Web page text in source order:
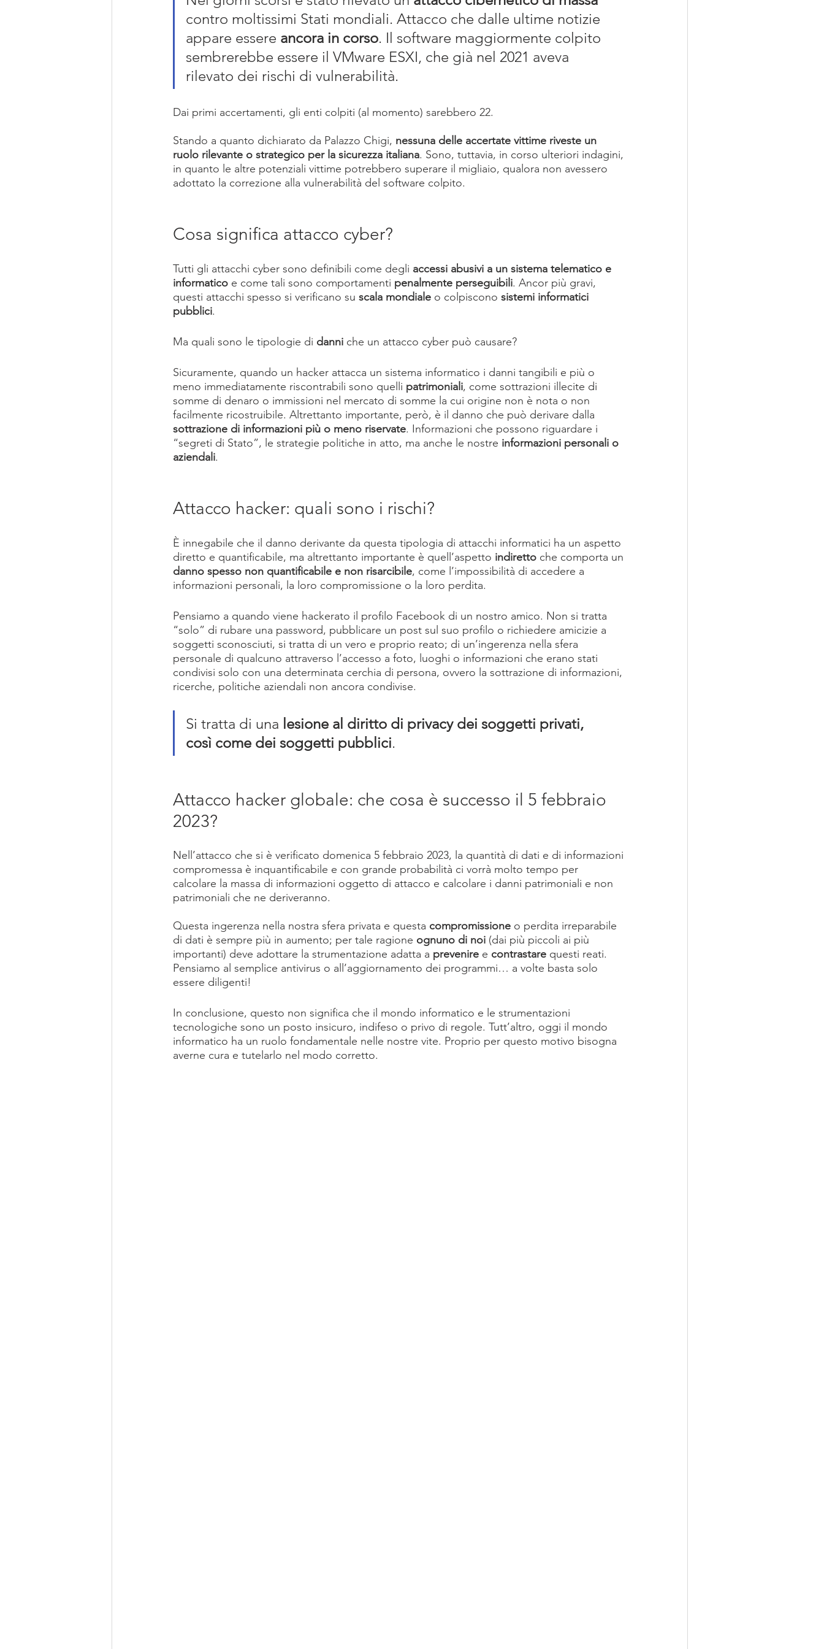
contro moltissimi Stati mondiali. Attacco che dalle ultime notizie
appare essere ancora in corso. Il software maggiormente colpito
sembrerebbe essere il VMware ESXI, che già nel 2021 aveva
rilevato dei rischi di vulnerabilità.
Dai primi accertamenti, gli enti colpiti (al momento) sarebbero 22.
Stando a quanto dichiarato da Palazzo Chigi, nessuna delle accertate vittime riveste un
ruolo rilevante o strategico per la sicurezza italiana. Sono, tuttavia, in corso ulteriori indagini,
in quanto le altre potenziali vittime potrebbero superare il migliaio, qualora non avessero
adottato la correzione alla vulnerabilità del software colpito.
Cosa significa attacco cyber?
Tutti gli attacchi cyber sono definibili come degli accessi abusivi a un sistema telematico e
informatico e come tali sono comportamenti penalmente perseguibili. Ancor più gravi,
questi attacchi spesso si verificano su scala mondiale o colpiscono sistemi informatici
pubblici.
Ma quali sono le tipologie di danni che un attacco cyber può causare?
Sicuramente, quando un hacker attacca un sistema informatico i danni tangibili e più o
meno immediatamente riscontrabili sono quelli patrimoniali, come sottrazioni illecite di
somme di denaro o immissioni nel mercato di somme la cui origine non è nota o non
facilmente ricostruibile. Altrettanto importante, però, è il danno che può derivare dalla
sottrazione di informazioni più o meno riservate. Informazioni che possono riguardare i
“segreti di Stato”, le strategie politiche in atto, ma anche le nostre informazioni personali o
aziendali.
Attacco hacker: quali sono i rischi?
È innegabile che il danno derivante da questa tipologia di attacchi informatici ha un aspetto
diretto e quantificabile, ma altrettanto importante è quell’aspetto indiretto che comporta un
danno spesso non quantificabile e non risarcibile, come l’impossibilità di accedere a
informazioni personali, la loro compromissione o la loro perdita.
Pensiamo a quando viene hackerato il profilo Facebook di un nostro amico. Non si tratta
“solo” di rubare una password, pubblicare un post sul suo profilo o richiedere amicizie a
soggetti sconosciuti, si tratta di un vero e proprio reato; di un’ingerenza nella sfera
personale di qualcuno attraverso l’accesso a foto, luoghi o informazioni che erano stati
condivisi solo con una determinata cerchia di persona, ovvero la sottrazione di informazioni,
ricerche, politiche aziendali non ancora condivise.
Si tratta di una lesione al diritto di privacy dei soggetti privati,
così come dei soggetti pubblici.
Attacco hacker globale: che cosa è successo il 5 febbraio
2023?
Nell’attacco che si è verificato domenica 5 febbraio 2023, la quantità di dati e di informazioni
compromessa è inquantificabile e con grande probabilità ci vorrà molto tempo per
calcolare la massa di informazioni oggetto di attacco e calcolare i danni patrimoniali e non
patrimoniali che ne deriveranno.
Questa ingerenza nella nostra sfera privata e questa compromissione o perdita irreparabile
di dati è sempre più in aumento; per tale ragione ognuno di noi (dai più piccoli ai più
importanti) deve adottare la strumentazione adatta a prevenire e contrastare questi reati.
Pensiamo al semplice antivirus o all’aggiornamento dei programmi… a volte basta solo
essere diligenti!
In conclusione, questo non significa che il mondo informatico e le strumentazioni
tecnologiche sono un posto insicuro, indifeso o privo di regole. Tutt’altro, oggi il mondo
informatico ha un ruolo fondamentale nelle nostre vite. Proprio per questo motivo bisogna
averne cura e tutelarlo nel modo corretto.